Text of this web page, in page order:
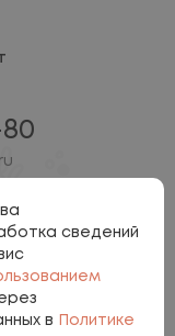
сведений
в
Политике